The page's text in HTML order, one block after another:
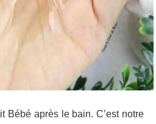
Bébé après le bain. C’est notre